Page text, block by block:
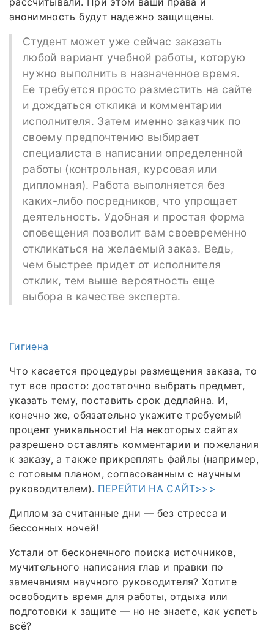
анонимность будут надежно защищены.
Студент может уже сейчас заказать
любой вариант учебной работы, которую
нужно выполнить в назначенное время.
Ее требуется просто разместить на сайте
и дождаться отклика и комментарии
исполнителя. Затем именно заказчик по
своему предпочтению выбирает
специалиста в написании определенной
работы (контрольная, курсовая или
дипломная). Работа выполняется без
каких-либо посредников, что упрощает
деятельность. Удобная и простая форма
оповещения позволит вам своевременно
откликаться на желаемый заказ. Ведь,
чем быстрее придет от исполнителя
отклик, тем выше вероятность еще
выбора в качестве эксперта.
Гигиена
Что касается процедуры размещения заказа, то
тут все просто: достаточно выбрать предмет,
указать тему, поставить срок дедлайна. И,
конечно же, обязательно укажите требуемый
процент уникальности! На некоторых сайтах
разрешено оставлять комментарии и пожелания
к заказу, а также прикреплять файлы (например,
с готовым планом, согласованным с научным
руководителем). ПЕРЕЙТИ НА САЙТ>>>
Диплом за считанные дни — без стресса и
бессонных ночей!
Устали от бесконечного поиска источников,
мучительного написания глав и правки по
замечаниям научного руководителя? Хотите
освободить время для работы, отдыха или
подготовки к защите — но не знаете, как успеть
всё?